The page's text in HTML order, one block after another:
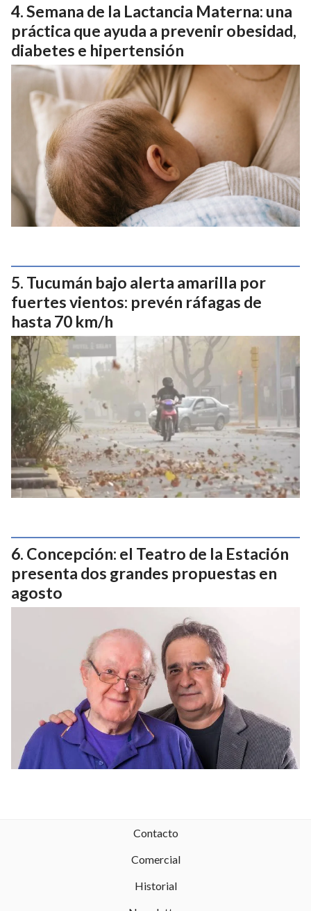
Semana de la Lactancia Materna: una
práctica que ayuda a prevenir obesidad,
diabetes e hipertensión
Tucumán bajo alerta amarilla por
fuertes vientos: prevén ráfagas de
hasta 70 km/h
Concepción: el Teatro de la Estación
presenta dos grandes propuestas en
agosto
Contacto
Comercial
Historial